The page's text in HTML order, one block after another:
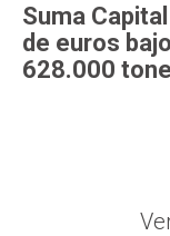
Suma
de euros
628.000